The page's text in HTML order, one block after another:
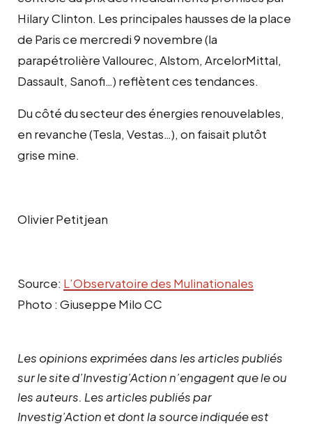
Hilary Clinton. Les principales hausses de la place
de Paris ce mercredi 9 novembre (la
parapétrolière Vallourec, Alstom, ArcelorMittal,
Dassault, Sanofi…) reflètent ces tendances.
Du côté du secteur des énergies renouvelables,
en revanche (Tesla, Vestas…), on faisait plutôt
grise mine.
Olivier Petitjean
Source: L’Observatoire des Mulinationales
Photo : Giuseppe Milo CC
Les opinions exprimées dans les articles publiés
sur le site d’Investig’Action n’engagent que le ou
les auteurs. Les articles publiés par
Investig’Action et dont la source indiquée est